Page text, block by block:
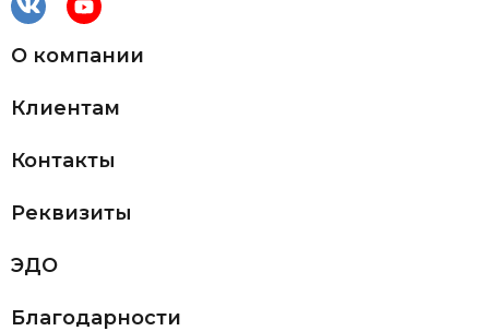
О компании
Клиентам
Контакты
Реквизиты
ЭДО
Благодарности